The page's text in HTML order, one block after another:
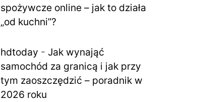
spożywcze online – jak to działa
„od kuchni”?
hdtoday - Jak wynająć
samochód za granicą i jak przy
tym zaoszczędzić – poradnik w
2026 roku